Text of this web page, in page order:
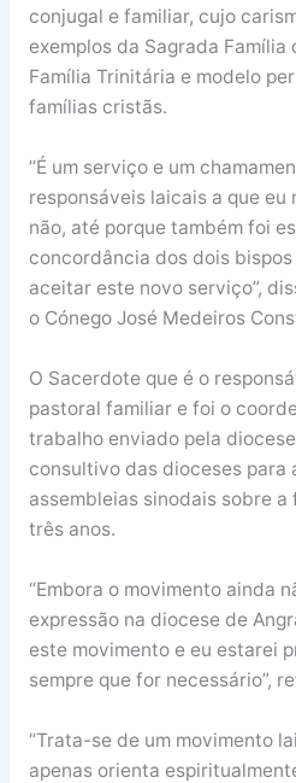
conjugal e familiar, cujo
exemplos da Sagrada
Família Trinitária e modelo
famílias cristãs.
“É um serviço e um
responsáveis laicais a que eu
não, até porque também foi
concordância dos dois
aceitar este novo serviço”,
o Cónego José Medeiros
O Sacerdote que é o
pastoral familiar e foi o
trabalho enviado pela
consultivo das dioceses para
assembleias sinodais sobre
três anos.
“Embora o movimento ainda
expressão na diocese de
este movimento e eu estarei
sempre que for necessário”,
“Trata-se de um movimento
apenas orienta